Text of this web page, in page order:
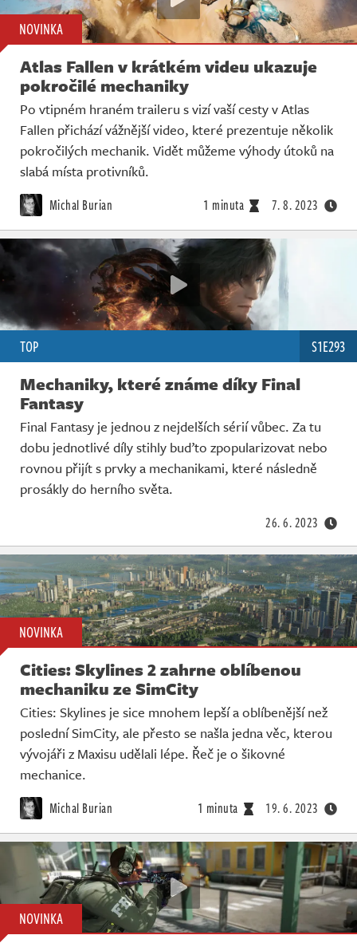
NOVINKA
Atlas Fallen v krátkém videu ukazuje
pokročilé mechaniky
Po vtipném hraném traileru s vizí vaší cesty v Atlas
Fallen přichází vážnější video, které prezentuje několik
pokročilých mechanik. Vidět můžeme výhody útoků na
slabá místa protivníků.
Michal Burian 1 minuta 7. 8. 2023
TOP S1E293
Mechaniky, které známe díky Final
Fantasy
Final Fantasy je jednou z nejdelších sérií vůbec. Za tu
dobu jednotlivé díly stihly buďto zpopularizovat nebo
rovnou přijít s prvky a mechanikami, které následně
prosákly do herního světa.
26. 6. 2023
NOVINKA
Cities: Skylines 2 zahrne oblíbenou
mechaniku ze SimCity
Cities: Skylines je sice mnohem lepší a oblíbenější než
poslední SimCity, ale přesto se našla jedna věc, kterou
vývojáři z Maxisu udělali lépe. Řeč je o šikovné
mechanice.
Michal Burian 1 minuta 19. 6. 2023
NOVINKA